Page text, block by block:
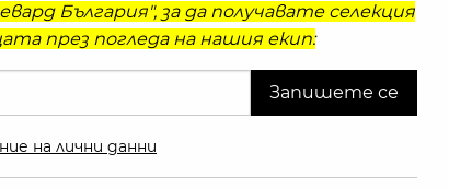
България", за да получавате селекция
през погледа на нашия екип:
на лични данни